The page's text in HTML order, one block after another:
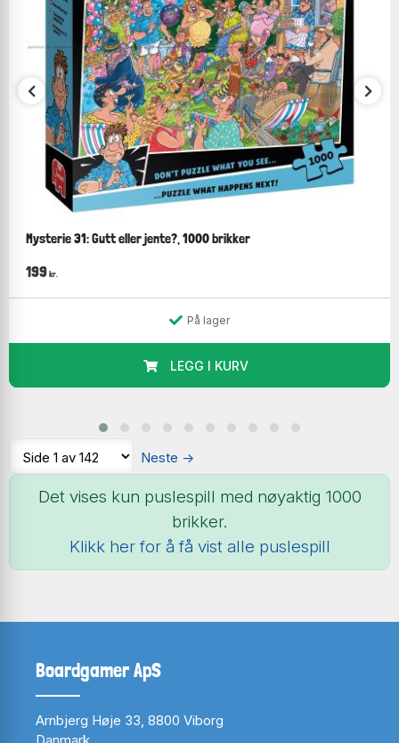
Mysterie 31: Gutt eller jente?, 1000 brikker
199 kr.
På lager
LEGG I KURV
Neste →
Det vises kun puslespill med nøyaktig 1000
brikker.
Klikk her for å få vist alle puslespill
Boardgamer ApS
Arnbjerg Høje 33, 8800 Viborg